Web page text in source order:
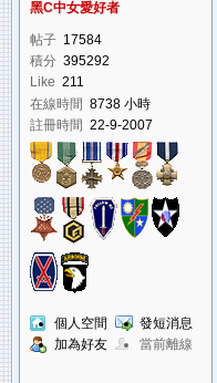
黑C中女愛好者
帖子 17584
積分 395292
Like 211
在線時間 8738 小時
註冊時間 22-9-2007
個人空間
發短消息
加為好友
當前離線